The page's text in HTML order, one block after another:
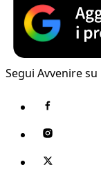
Segui Avvenire su